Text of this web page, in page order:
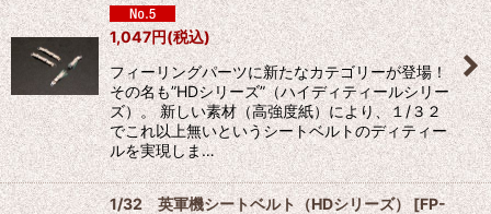
1,047円(税込)
フィーリングパーツに新たなカテゴリーが登場！
その名も”HDシリーズ”（ハイディティールシリー
ズ）。 新しい素材（高強度紙）により、１/３２
でこれ以上無いというシートベルトのディティー
ルを実現しま…
1/32 英軍機シートベルト（HDシリーズ） [FP-